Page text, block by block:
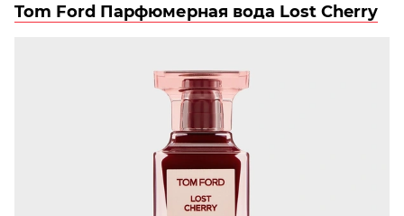
Tom Ford Парфюмерная вода Lost Cherry